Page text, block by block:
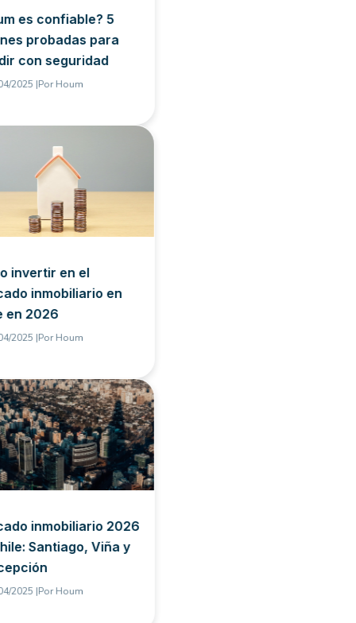
es confiable? 5
probadas para
con seguridad
2025 |PorHoum
invertir en el
inmobiliario en
en 2026
2025 |PorHoum
inmobiliario 2026
Santiago, Viña y
2025 |PorHoum